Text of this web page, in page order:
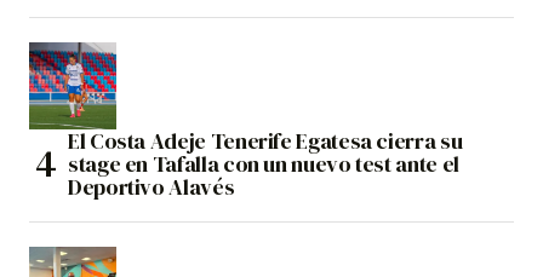
El Costa Adeje Tenerife Egatesa cierra su
stage en Tafalla con un nuevo test ante el
Deportivo Alavés